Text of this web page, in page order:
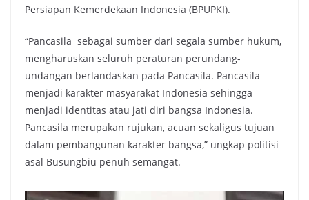
Persiapan Kemerdekaan Indonesia (BPUPKI).
“Pancasila sebagai sumber dari segala sumber hukum,
mengharuskan seluruh peraturan perundang-
undangan berlandaskan pada Pancasila. Pancasila
menjadi karakter masyarakat Indonesia sehingga
menjadi identitas atau jati diri bangsa Indonesia.
Pancasila merupakan rujukan, acuan sekaligus tujuan
dalam pembangunan karakter bangsa,” ungkap politisi
asal Busungbiu penuh semangat.